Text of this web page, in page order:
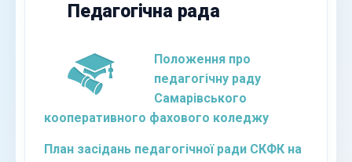
Педагогічна рада
Положення про
педагогічну раду
Самарівського
кооперативного фахового коледжу
План засідань педагогічної ради СКФК на